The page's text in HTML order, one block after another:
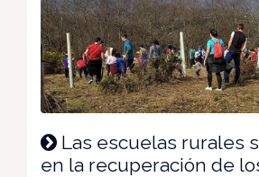
Las escuelas rurales
en la recuperación de